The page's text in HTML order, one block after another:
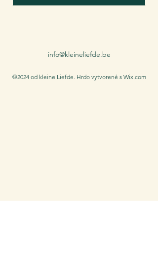
info@kleineliefde.be
©2024 od kleine Liefde. Hrdo vytvorené s Wix.com